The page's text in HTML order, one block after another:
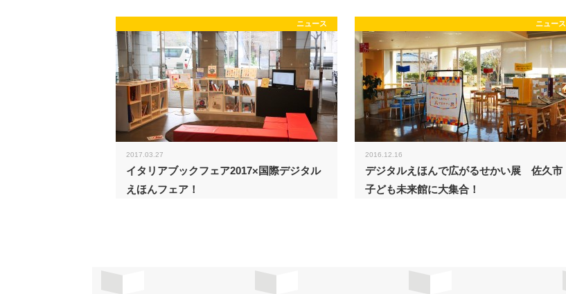
ニュース
2017.03.27
イタリアブックフェア2017×国際デジタル
えほんフェア！
ニュース
2016.12.16
デジタルえほんで広がるせかい展 佐久市
子ども未来館に大集合！